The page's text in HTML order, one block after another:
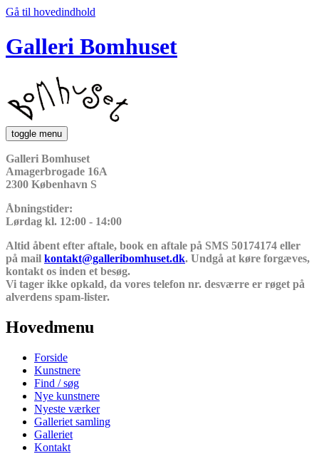
Gå til hovedindhold
Galleri Bomhuset
toggle menu
Galleri Bomhuset
Amagerbrogade 16A
2300 København S
Åbningstider:
Lørdag kl. 12:00 - 14:00
Altid åbent efter aftale, book en aftale på SMS 50174174 eller
på mail kontakt@galleribomhuset.dk. Undgå at køre forgæves,
kontakt os inden et besøg.
Vi tager ikke opkald, da vores telefon nr. desværre er røget på
alverdens spam-lister.
Hovedmenu
Forside
Kunstnere
Find / søg
Nye kunstnere
Nyeste værker
Galleriet samling
Galleriet
Kontakt